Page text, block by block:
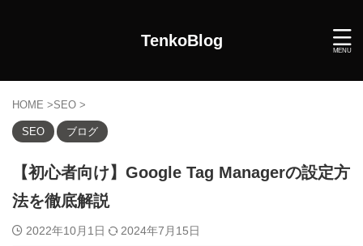
TenkoBlog
HOME >SEO >
SEO ブログ
【初心者向け】Google Tag Managerの設定方
法を徹底解説
2022年10月1日 2024年7月15日